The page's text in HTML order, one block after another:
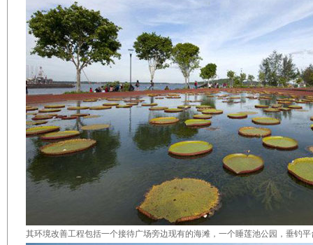
其环境改善工程包括一个接待广场旁边现有的海滩，一个睡莲池公园，垂钓